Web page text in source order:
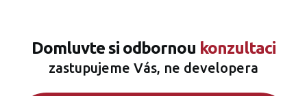
Domluvte si odbornou konzultaci
zastupujeme Vás, ne developera